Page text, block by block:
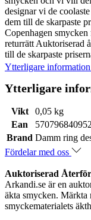
designar vi de
dem till de skarpaste
Copenhagen
returrätt Auktoriserad
till de skarpaste
Ytterligare information
Ytterligare
Vikt
0,05 kg
Ean
Brand Damm ring
Fördelar med oss
Auktoriserad
Arkandi.se är en
äkta smycken. Märkta
smyckematerialets